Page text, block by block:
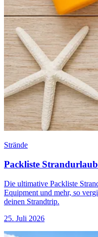
Strände
Packliste
Die ultimative Packliste
Equipment und mehr, so
deinen Strandtrip.
25. Juli 2026